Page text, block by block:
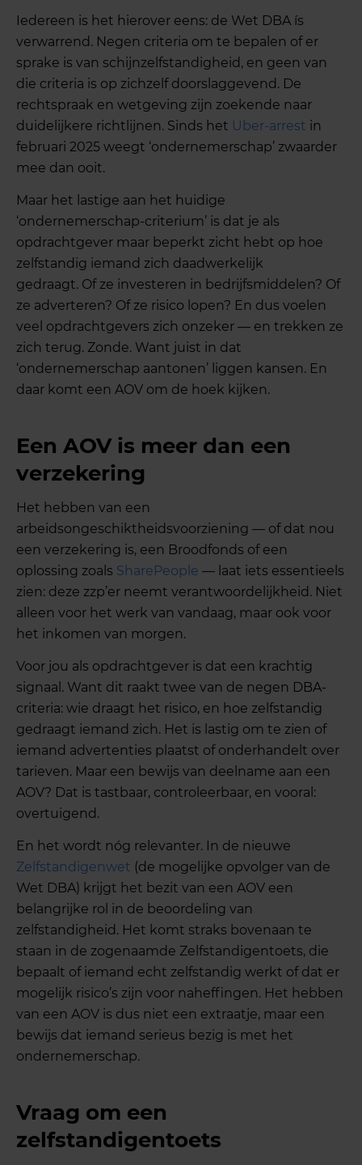
Iedereen is het hierover eens: de Wet DBA ís
verwarrend. Negen criteria om te bepalen of er
sprake is van schijnzelfstandigheid, en geen van
die criteria is op zichzelf doorslaggevend. De
rechtspraak en wetgeving zijn zoekende naar
duidelijkere richtlijnen. Sinds het Uber-arrest in
februari 2025 weegt ‘ondernemerschap’ zwaarder
mee dan ooit.
Maar het lastige aan het huidige
‘ondernemerschap-criterium’ is dat je als
opdrachtgever maar beperkt zicht hebt op hoe
zelfstandig iemand zich daadwerkelijk
gedraagt. Of ze investeren in bedrijfsmiddelen? Of
ze adverteren? Of ze risico lopen? En dus voelen
veel opdrachtgevers zich onzeker — en trekken ze
zich terug. Zonde. Want juist in dat
‘ondernemerschap aantonen’ liggen kansen. En
daar komt een AOV om de hoek kijken.
Een AOV is meer dan een
verzekering
Het hebben van een
arbeidsongeschiktheidsvoorziening — of dat nou
een verzekering is, een Broodfonds of een
oplossing zoals SharePeople — laat iets essentieels
zien: deze zzp’er neemt verantwoordelijkheid. Niet
alleen voor het werk van vandaag, maar ook voor
het inkomen van morgen.
Voor jou als opdrachtgever is dat een krachtig
signaal. Want dit raakt twee van de negen DBA-
criteria: wie draagt het risico, en hoe zelfstandig
gedraagt iemand zich. Het is lastig om te zien of
iemand advertenties plaatst of onderhandelt over
tarieven. Maar een bewijs van deelname aan een
AOV? Dat is tastbaar, controleerbaar, en vooral:
overtuigend.
En het wordt nóg relevanter. In de nieuwe
Zelfstandigenwet (de mogelijke opvolger van de
Wet DBA) krijgt het bezit van een AOV een
belangrijke rol in de beoordeling van
zelfstandigheid. Het komt straks bovenaan te
staan in de zogenaamde Zelfstandigentoets, die
bepaalt of iemand echt zelfstandig werkt of dat er
mogelijk risico’s zijn voor naheffingen. Het hebben
van een AOV is dus niet een extraatje, maar een
bewijs dat iemand serieus bezig is met het
ondernemerschap.
Vraag om een
zelfstandigentoets